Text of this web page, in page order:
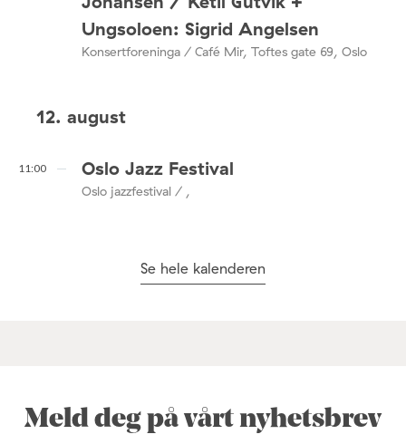
Ungsoloen: Sigrid Angelsen
Konsertforeninga / Café Mir, Toftes gate 69, Oslo
12. august
11:00 Oslo Jazz Festival
Oslo jazzfestival / ,
Se hele kalenderen
Meld deg på vårt nyhetsbrev